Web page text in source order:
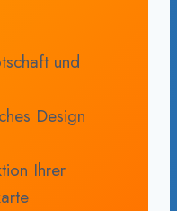
und
Design
Ihrer